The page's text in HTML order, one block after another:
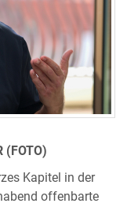
(FOTO)
Kapitel in der
offenbarte